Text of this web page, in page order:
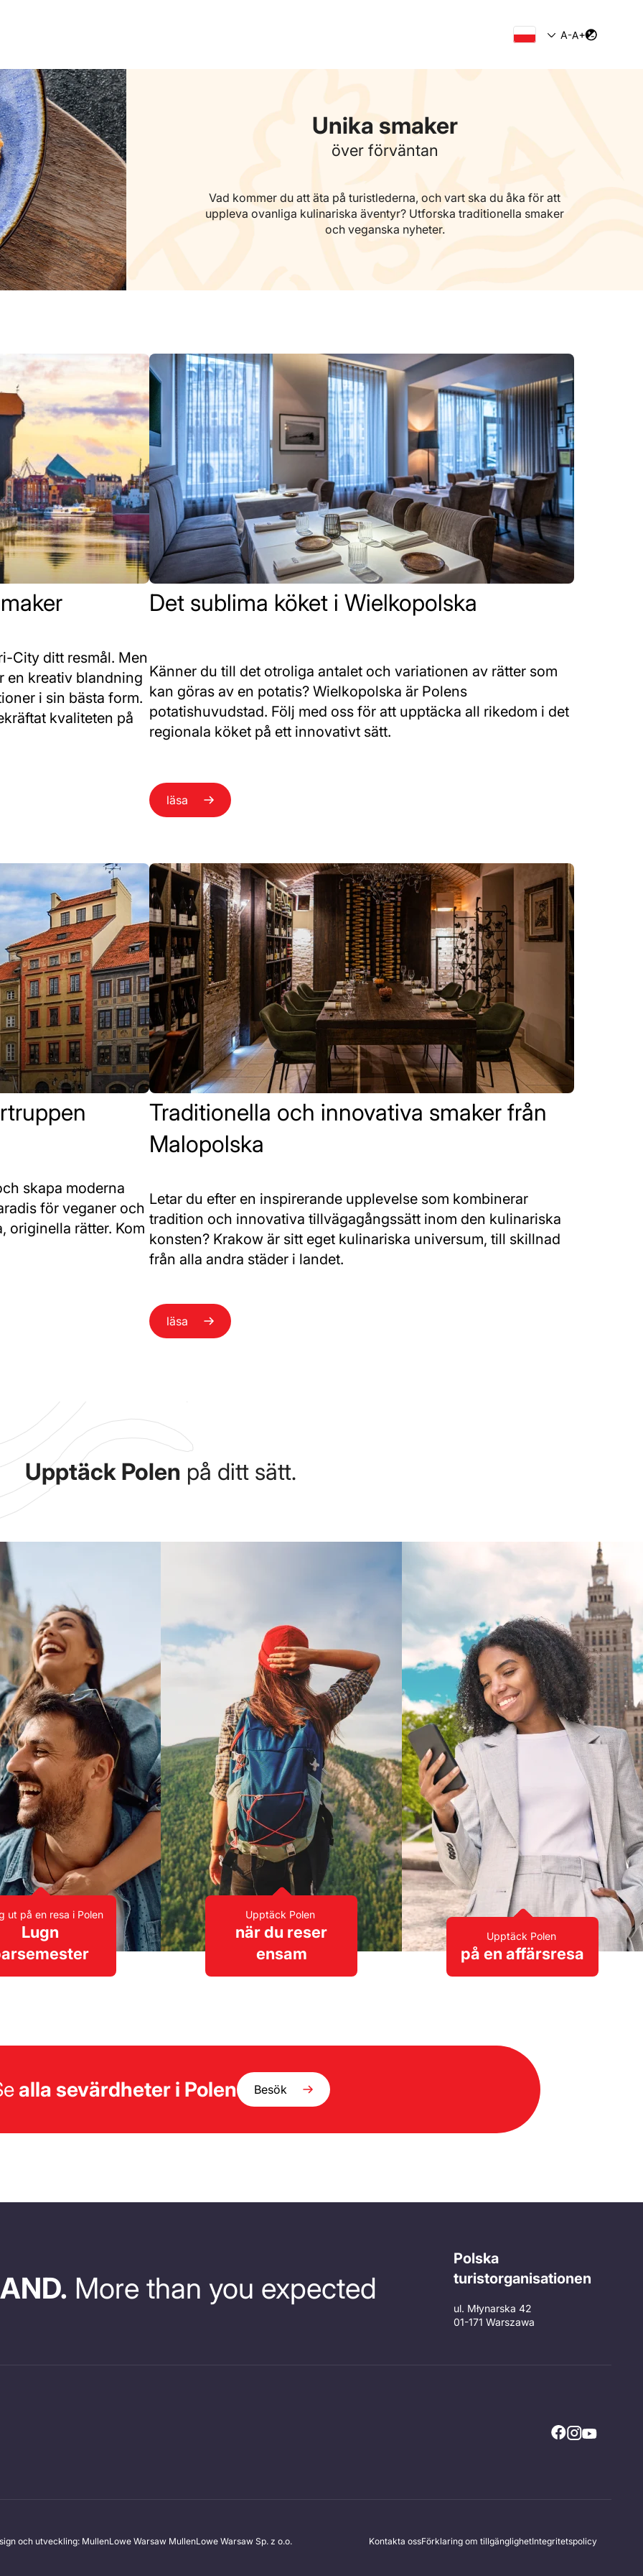
Unika smaker
över förväntan
Vad kommer du att äta på turistlederna, och vart ska du åka för att
uppleva ovanliga kulinariska äventyr? Utforska traditionella smaker
och veganska nyheter.
City ditt resmål. Men
en kreativ blandning
i sin bästa form.
kvaliteten på
Det sublima köket i Wielkopolska
Känner du till det otroliga antalet och variationen av rätter som
kan göras av en potatis? Wielkopolska är Polens
potatishuvudstad. Följ med oss för att upptäcka all rikedom i det
regionala köket på ett innovativt sätt.
läsa
skapa moderna
för veganer och
originella rätter. Kom
Traditionella och innovativa smaker från
Malopolska
Letar du efter en inspirerande upplevelse som kombinerar
tradition och innovativa tillvägagångssätt inom den kulinariska
konsten? Krakow är sitt eget kulinariska universum, till skillnad
från alla andra städer i landet.
läsa
Upptäck Polen på ditt sätt.
ut på en resa i Polen
Lugn
Upptäck Polen
när du reser
ensam
Upptäck Polen
på en affärsresa
alla sevärdheter i Polen Besök
More than you expected
Polska
turistorganisationen
ul. Młynarska 42
01-171 Warszawa
och utveckling: MullenLowe Warsaw MullenLowe Warsaw Sp. z o.o. Kontakta ossFörklaring om tillgänglighetIntegritetspolicy